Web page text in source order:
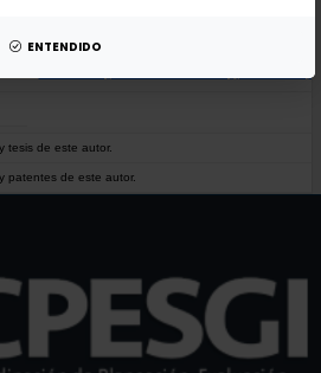
ENTENDIDO
Phase change materials: Technology status and
tesis de este autor.
patentes de este autor.